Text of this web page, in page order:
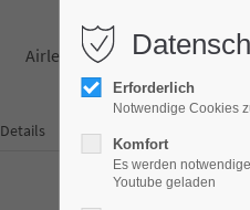
Airless-Spritzgeräte
Details
Erforderlich
Notwendige Cookies
Komfort
Es werden
Youtube geladen